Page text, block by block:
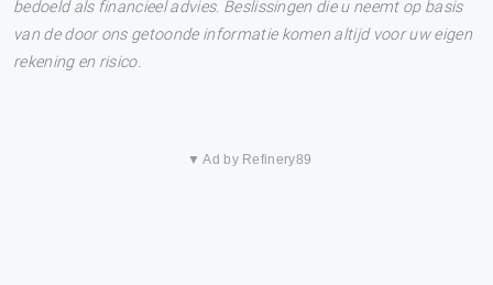
bedoeld als financieel advies. Beslissingen die u neemt op basis
van de door ons getoonde informatie komen altijd voor uw eigen
rekening en risico.
▼ Ad by Refinery89